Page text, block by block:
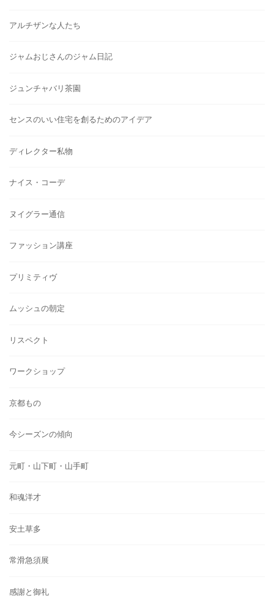
アルチザンな人たち
ジャムおじさんのジャム日記
ジュンチャバリ茶園
センスのいい住宅を創るためのアイデア
ディレクター私物
ナイス・コーデ
ヌイグラー通信
ファッション講座
プリミティヴ
ムッシュの朝定
リスペクト
ワークショップ
京都もの
今シーズンの傾向
元町・山下町・山手町
和魂洋才
安土草多
常滑急須展
感謝と御礼